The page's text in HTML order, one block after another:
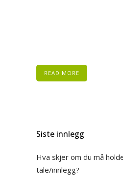
READ MORE
Siste innlegg
Hva skjer om du må
tale/innlegg?